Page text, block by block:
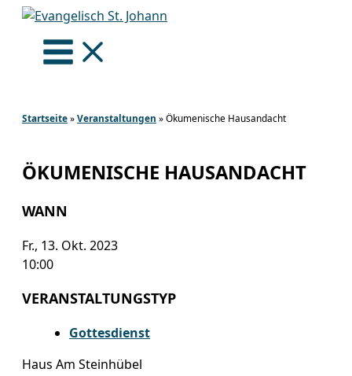
Zum
springen
Startseite»Veranstaltungen »Ökumenische Hausandacht
ÖKUMENISCHE HAUSANDACHT
WANN
Fr., 13. Okt. 2023
10:00
VERANSTALTUNGSTYP
Gottesdienst
Haus Am Steinhübel